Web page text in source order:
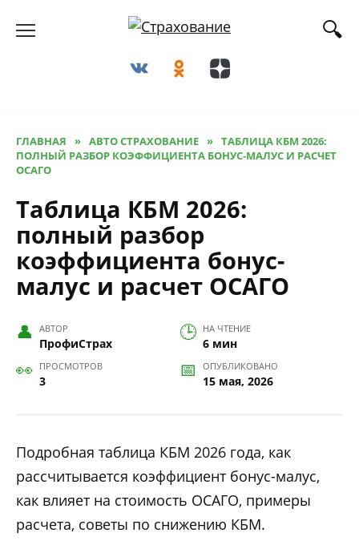
ГЛАВНАЯ » АВТО СТРАХОВАНИЕ » ТАБЛИЦА КБМ 2026:
ПОЛНЫЙ РАЗБОР КОЭФФИЦИЕНТА БОНУС-МАЛУС И РАСЧЕТ
ОСАГО
Таблица КБМ 2026:
полный разбор
коэффициента бонус-
малус и расчет ОСАГО
АВТОР
ПрофиСтрах
НА ЧТЕНИЕ
6 мин
ПРОСМОТРОВ
3
ОПУБЛИКОВАНО
15 мая, 2026
Подробная таблица КБМ 2026 года, как
рассчитывается коэффициент бонус-малус,
как влияет на стоимость ОСАГО, примеры
расчета, советы по снижению КБМ.